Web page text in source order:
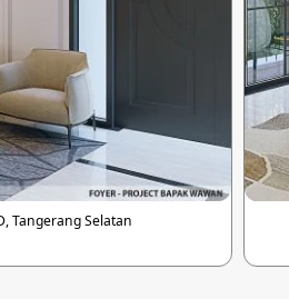
Tangerang Selatan